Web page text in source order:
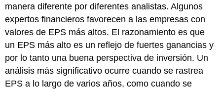
manera diferente por diferentes analistas. Algunos
expertos financieros favorecen a las empresas con
valores de EPS más altos. El razonamiento es que
un EPS más alto es un reflejo de fuertes ganancias y
por lo tanto una buena perspectiva de inversión. Un
análisis más significativo ocurre cuando se rastrea
EPS a lo largo de varios años, como cuando se